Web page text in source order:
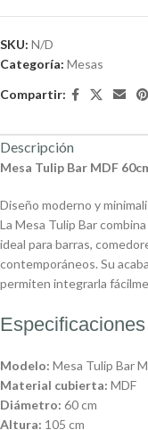
SKU: N/D
Categoría: Mesas
Compartir:
Descripción
Mesa Tulip Bar MDF
Diseño moderno y
La Mesa Tulip Bar
ideal para barras,
contemporáneos. Su
permiten integrarla
Especificaciones
Modelo: Mesa Tulip Bar
Material cubierta: MDF
Diámetro: 60 cm
Altura: 105 cm